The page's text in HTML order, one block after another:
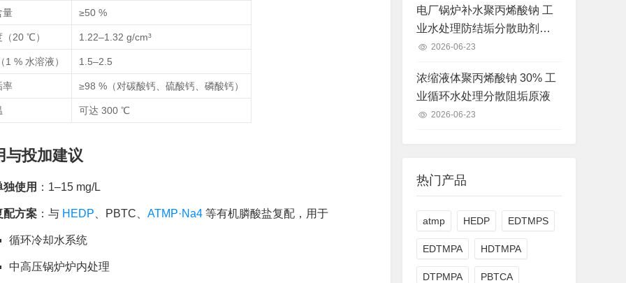
量 ≥50 %
（20 ℃） 1.22–1.32 g/cm³
1 % 水溶液） 1.5–2.5
率 ≥98 %（对碳酸钙、硫酸钙、磷酸钙）
可达 300 ℃
与投加建议
独使用 ：1–15 mg/L
配方案 ：与 HEDP 、PBTC、 ATMP·Na4 等有机膦酸盐复配，用于
循环冷却水系统
中高压锅炉炉内处理
电厂锅炉补水聚丙烯酸钠 工
业水处理防结垢分散助剂现
货 2026-06-23
浓缩液体聚丙烯酸钠 30% 工
业循环水处理分散阻垢原液
2026-06-23
热门产品
atmp HEDP EDTMPS
EDTMPA HDTMPA
DTPMPA PBTCA